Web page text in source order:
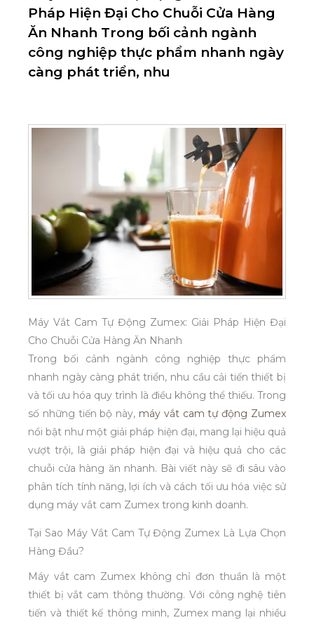
Pháp Hiện Đại Cho Chuỗi Cửa Hàng
Ăn Nhanh Trong bối cảnh ngành
công nghiệp thực phẩm nhanh ngày
càng phát triển, nhu
Máy Vắt Cam Tự Động Zumex: Giải Pháp Hiện Đại
Cho Chuỗi Cửa Hàng Ăn Nhanh
Trong bối cảnh ngành công nghiệp thực phẩm
nhanh ngày càng phát triển, nhu cầu cải tiến thiết bị
và tối ưu hóa quy trình là điều không thể thiếu. Trong
số những tiến bộ này, máy vắt cam tự động Zumex
nổi bật như một giải pháp hiện đại, mang lại hiệu quả
vượt trội, là giải pháp hiện đại và hiệu quả cho các
chuỗi cửa hàng ăn nhanh. Bài viết này sẽ đi sâu vào
phân tích tính năng, lợi ích và cách tối ưu hóa việc sử
dụng máy vắt cam Zumex trong kinh doanh.
Tại Sao Máy Vắt Cam Tự Động Zumex Là Lựa Chọn
Hàng Đầu?
Máy vắt cam Zumex không chỉ đơn thuần là một
thiết bị vắt cam thông thường. Với công nghệ tiên
tiến và thiết kế thông minh, Zumex mang lại nhiều